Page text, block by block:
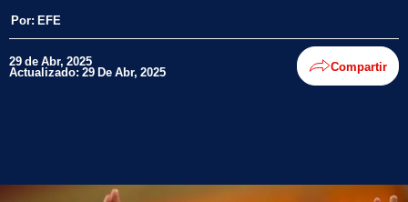
Por: EFE
29 de Abr, 2025
Actualizado: 29 De Abr, 2025 Compartir